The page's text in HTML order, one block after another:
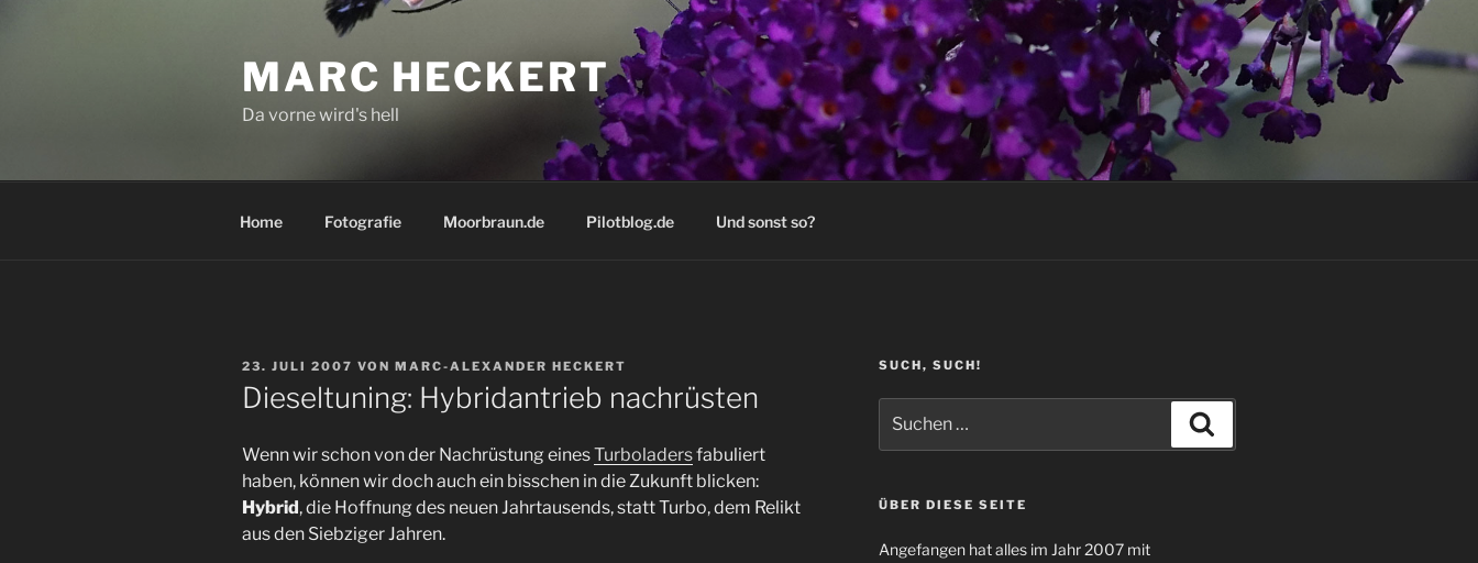
MARC HECKERT
Da vorne wird's hell
Home Fotografie Moorbraun.de Pilotblog.de Und sonst so?
VERÖFFENTLICHT
AM
23. JULI 2007 VON MARC-ALEXANDER HECKERT
Dieseltuning: Hybridantrieb nachrüsten
Wenn wir schon von der Nachrüstung einesTurboladersfabuliert
haben, können wir doch auch ein bisschen in die Zukunft blicken:
Hybrid, die Hoffnung des neuen Jahrtausends, statt Turbo, dem Relikt
aus den Siebziger Jahren.
SUCH, SUCH!
nach:
ÜBER DIESE SEITE
Angefangen hat alles im Jahr 2007 mit